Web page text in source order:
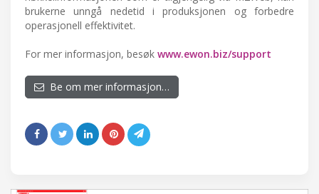
brukerne unngå nedetid i produksjonen og forbedre
operasjonell effektivitet.
For mer informasjon, besøk www.ewon.biz/support
Be om mer informasjon…